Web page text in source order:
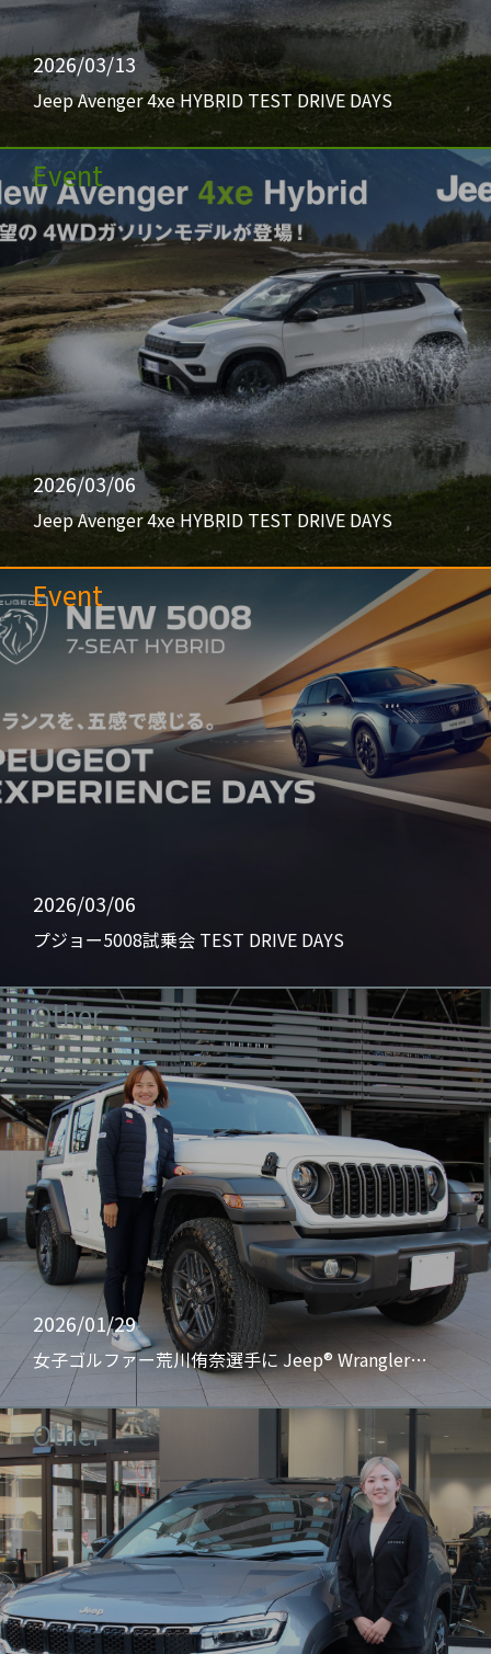
2026/03/13
Jeep Avenger 4xe HYBRID TEST DRIVE DAYS
Event
2026/03/06
Jeep Avenger 4xe HYBRID TEST DRIVE DAYS
Event
2026/03/06
プジョー5008試乗会 TEST DRIVE DAYS
Other
2026/01/29
女子ゴルファー荒川侑奈選手に Jeep® Wrangler…
Other